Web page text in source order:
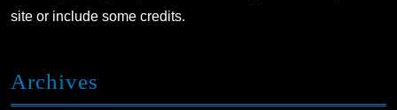
site or include some credits.
Archives